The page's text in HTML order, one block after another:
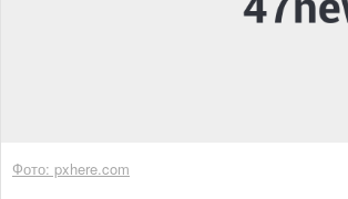
Фото: pxhere.com